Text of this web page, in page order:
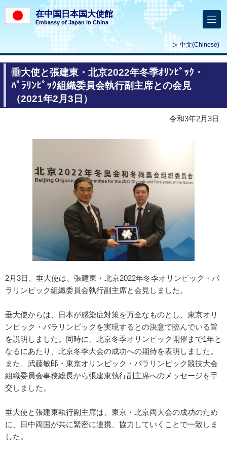
在中国日本国大使館
Embassy of Japan in China
中文(Chinese)
垂大使と張建東・北京2022年冬季ｵﾘﾝﾋﾟｯｸ・
ﾊﾟﾗﾘﾝﾋﾟｯｸ組織委員会執行副主席との会見
（2021年2月3日）
令和3年2月3日
2月3日、垂大使は、張建東・北京2022年冬季オリンピック・パ
ラリンピック組織委員会執行副主席と会見しました。
垂大使からは、日本が感染症対策を万全なものとし、東京オリ
ンピック・パラリンピックを実現するとの決意で臨んでいる旨
を説明しました。同時に、北京冬季オリンピック開催まで1年と
なるにあたり、北京冬季大会の成功への期待を表明しました。
また、武藤敏郎・東京オリンピック・パラリンピック競技大会
組織委員会事務総長から張建東執行副主席へのメッセージを手
交しました。
垂大使と張建東執行副主席は、東京・北京両大会の成功のため
に、日中両国が共に緊密に連携、協力していくことで一致しま
した。